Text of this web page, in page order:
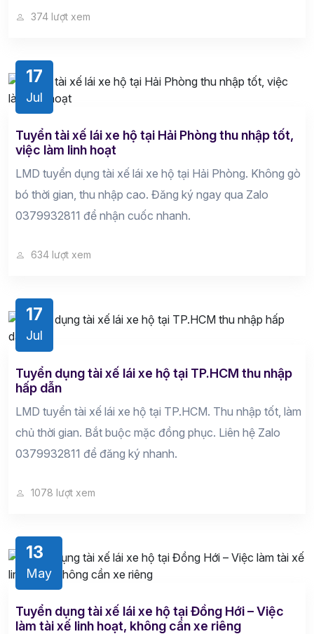
374 lượt xem
17
Jul
Tuyển tài xế lái xe hộ tại Hải Phòng thu nhập tốt,
việc làm linh hoạt
LMD tuyển dụng tài xế lái xe hộ tại Hải Phòng. Không gò
bó thời gian, thu nhập cao. Đăng ký ngay qua Zalo
0379932811 để nhận cuốc nhanh.
634 lượt xem
17
Jul
Tuyển dụng tài xế lái xe hộ tại TP.HCM thu nhập
hấp dẫn
LMD tuyển tài xế lái xe hộ tại TP.HCM. Thu nhập tốt, làm
chủ thời gian. Bắt buộc mặc đồng phục. Liên hệ Zalo
0379932811 để đăng ký nhanh.
1078 lượt xem
13
May
Tuyển dụng tài xế lái xe hộ tại Đồng Hới – Việc
làm tài xế linh hoạt, không cần xe riêng